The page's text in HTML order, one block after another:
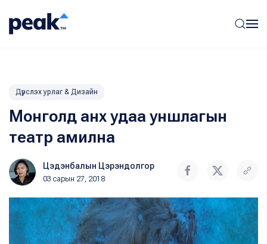
Дүрслэх урлаг & Дизайн
Монголд анх удаа уншлагын
театр амилна
Цэдэнбалын Цэрэндолгор
03 сарын 27, 2018